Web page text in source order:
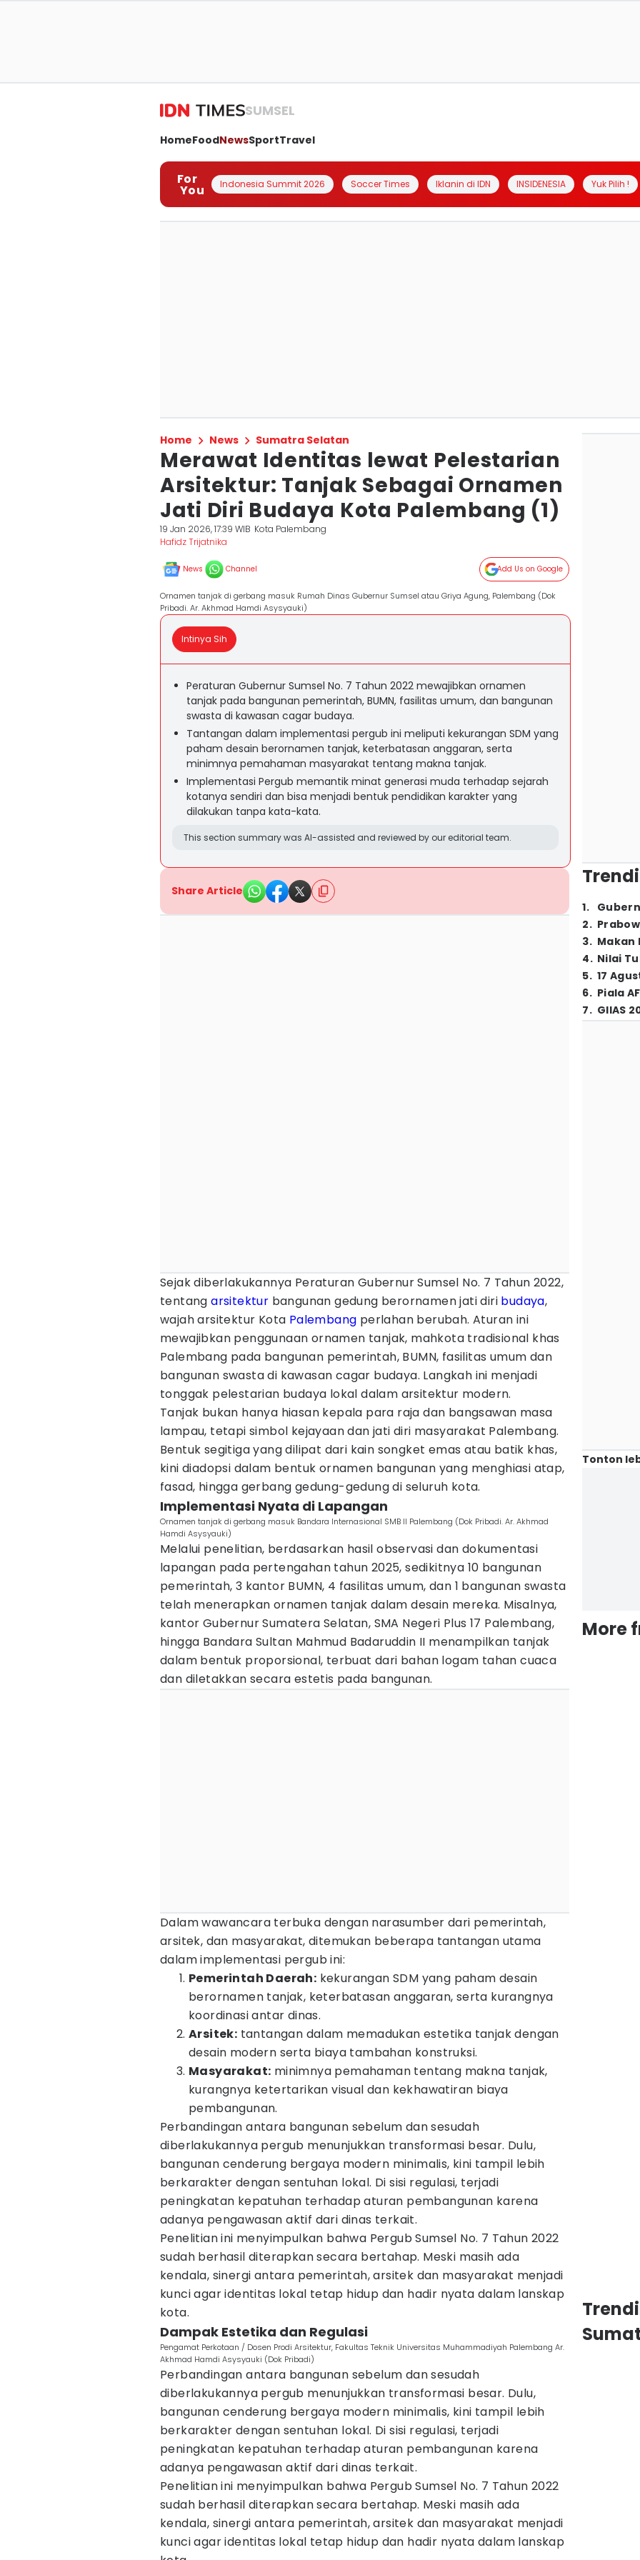
SUMSEL
HomeFoodNewsSportTravel
For
You Indonesia Summit 2026 Soccer Times Iklanin di IDN INSIDENESIA Yuk Pilih !
Home News Sumatra Selatan
Merawat Identitas lewat Pelestarian
Arsitektur: Tanjak Sebagai Ornamen
Jati Diri Budaya Kota Palembang (1)
19 Jan 2026, 17:39 WIB Kota Palembang
Hafidz Trijatnika
News Channel Add Us on Google
Ornamen tanjak di gerbang masuk Rumah Dinas Gubernur Sumsel atau Griya Agung, Palembang (Dok
Pribadi. Ar. Akhmad Hamdi Asysyauki)
Intinya Sih
Peraturan Gubernur Sumsel No. 7 Tahun 2022 mewajibkan ornamen
tanjak pada bangunan pemerintah, BUMN, fasilitas umum, dan bangunan
swasta di kawasan cagar budaya.
Tantangan dalam implementasi pergub ini meliputi kekurangan SDM yang
paham desain berornamen tanjak, keterbatasan anggaran, serta
minimnya pemahaman masyarakat tentang makna tanjak.
Implementasi Pergub memantik minat generasi muda terhadap sejarah
kotanya sendiri dan bisa menjadi bentuk pendidikan karakter yang
dilakukan tanpa kata-kata.
This section summary was AI-assisted and reviewed by our editorial team.
Share Article
Sejak diberlakukannya Peraturan Gubernur Sumsel No. 7 Tahun 2022,
tentangarsitektur bangunan gedung berornamen jati diri budaya,
wajah arsitektur Kota Palembang perlahan berubah. Aturan ini
mewajibkan penggunaan ornamen tanjak, mahkota tradisional khas
Palembang pada bangunan pemerintah, BUMN, fasilitas umum dan
bangunan swasta di kawasan cagar budaya. Langkah ini menjadi
tonggak pelestarian budaya lokal dalam arsitektur modern.
Tanjak bukan hanya hiasan kepala para raja dan bangsawan masa
lampau, tetapi simbol kejayaan dan jati diri masyarakat Palembang.
Bentuk segitiga yang dilipat dari kain songket emas atau batik khas,
kini diadopsi dalam bentuk ornamen bangunan yang menghiasi atap,
fasad, hingga gerbang gedung-gedung di seluruh kota.
Implementasi Nyata di Lapangan
Ornamen tanjak di gerbang masuk Bandara Internasional SMB II Palembang (Dok Pribadi. Ar. Akhmad
Hamdi Asysyauki)
Melalui penelitian, berdasarkan hasil observasi dan dokumentasi
lapangan pada pertengahan tahun 2025, sedikitnya 10 bangunan
pemerintah, 3 kantor BUMN, 4 fasilitas umum, dan 1 bangunan swasta
telah menerapkan ornamen tanjak dalam desain mereka. Misalnya,
kantor Gubernur Sumatera Selatan, SMA Negeri Plus 17 Palembang,
hingga Bandara Sultan Mahmud Badaruddin II menampilkan tanjak
dalam bentuk proporsional, terbuat dari bahan logam tahan cuaca
dan diletakkan secara estetis pada bangunan.
Dalam wawancara terbuka dengan narasumber dari pemerintah,
arsitek, dan masyarakat, ditemukan beberapa tantangan utama
dalam implementasi pergub ini:
Pemerintah Daerah: kekurangan SDM yang paham desain
berornamen tanjak, keterbatasan anggaran, serta kurangnya
koordinasi antar dinas.
Arsitek: tantangan dalam memadukan estetika tanjak dengan
desain modern serta biaya tambahan konstruksi.
Masyarakat: minimnya pemahaman tentang makna tanjak,
kurangnya ketertarikan visual dan kekhawatiran biaya
pembangunan.
Perbandingan antara bangunan sebelum dan sesudah
diberlakukannya pergub menunjukkan transformasi besar. Dulu,
bangunan cenderung bergaya modern minimalis, kini tampil lebih
berkarakter dengan sentuhan lokal. Di sisi regulasi, terjadi
peningkatan kepatuhan terhadap aturan pembangunan karena
adanya pengawasan aktif dari dinas terkait.
Penelitian ini menyimpulkan bahwa Pergub Sumsel No. 7 Tahun 2022
sudah berhasil diterapkan secara bertahap. Meski masih ada
kendala, sinergi antara pemerintah, arsitek dan masyarakat menjadi
kunci agar identitas lokal tetap hidup dan hadir nyata dalam lanskap
kota.
Dampak Estetika dan Regulasi
Pengamat Perkotaan / Dosen Prodi Arsitektur, Fakultas Teknik Universitas Muhammadiyah Palembang Ar.
Akhmad Hamdi Asysyauki (Dok Pribadi)
Perbandingan antara bangunan sebelum dan sesudah
diberlakukannya pergub menunjukkan transformasi besar. Dulu,
bangunan cenderung bergaya modern minimalis, kini tampil lebih
berkarakter dengan sentuhan lokal. Di sisi regulasi, terjadi
peningkatan kepatuhan terhadap aturan pembangunan karena
adanya pengawasan aktif dari dinas terkait.
Penelitian ini menyimpulkan bahwa Pergub Sumsel No. 7 Tahun 2022
sudah berhasil diterapkan secara bertahap. Meski masih ada
kendala, sinergi antara pemerintah, arsitek dan masyarakat menjadi
kunci agar identitas lokal tetap hidup dan hadir nyata dalam lanskap
1.
2.
3. Makan
4. Nilai
5. 17
6. Piala
7. GIIAS
Tonton
More